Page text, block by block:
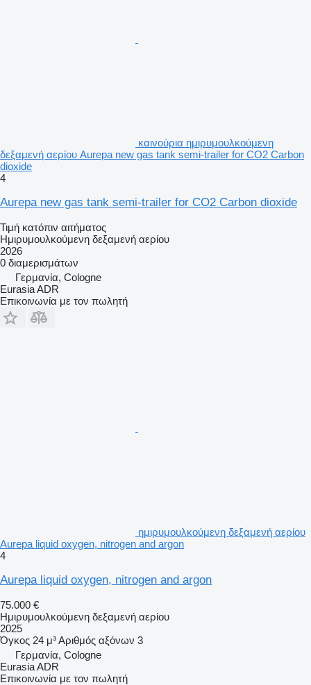
καινούρια ημιρυμουλκούμενη
δεξαμενή αερίου Aurepa new gas tank semi-trailer for CO2 Carbon
dioxide
4
Aurepa new gas tank semi-trailer for CO2 Carbon dioxide
Τιμή κατόπιν αιτήματος
Ημιρυμουλκούμενη δεξαμενή αερίου
2026
0 διαμερισμάτων
Γερμανία, Cologne
Eurasia ADR
Επικοινωνία με τον πωλητή
ημιρυμουλκούμενη δεξαμενή αερίου
Aurepa liquid oxygen, nitrogen and argon
4
Aurepa liquid oxygen, nitrogen and argon
75.000 €
Ημιρυμουλκούμενη δεξαμενή αερίου
2025
Όγκος 24 μ³Αριθμός αξόνων 3
Γερμανία, Cologne
Eurasia ADR
Επικοινωνία με τον πωλητή